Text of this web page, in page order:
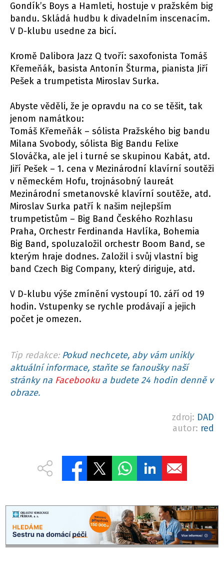
Gondík’s Boys a Hamleti, hostuje v pražském big
bandu. Skládá hudbu k divadelním inscenacím.
V D-klubu usedne za bicí.
Kromě Dalibora Jazz Q tvoří: saxofonista Tomáš
Křemeňák, basista Antonín Šturma, pianista Jiří
Pešek a trumpetista Miroslav Surka.
Abyste věděli, že je opravdu na co se těšit, tak
jenom namátkou:
Tomáš Křemeňák – sólista Pražského big bandu
Milana Svobody, sólista Big Bandu Felixe
Slováčka, ale jel i turné se skupinou Kabát, atd.
Jiří Pešek – 1. cena v Mezinárodní klavírní soutěži
v německém Hofu, trojnásobný laureát
Mezinárodní smetanovské klavírní soutěže, atd.
Miroslav Surka patří k našim nejlepším
trumpetistům – Big Band Českého Rozhlasu
Praha, Orchestr Ferdinanda Havlíka, Bohemia
Big Band, spoluzaložil orchestr Boom Band, se
kterým hraje dodnes. Založil i svůj vlastní big
band Czech Big Company, který diriguje, atd.
V D-klubu výše zmínění vystoupí 10. září od 19
hodin. Vstupenky se rychle prodávají a jejich
počet je omezen.
Tip redakce: Pokud nechcete, aby vám unikly
aktuální informace, staňte se fanoušky naší
stránky na Facebookua budete 24 hodin denně v
obraze.
zdroj: DAD
autor: red